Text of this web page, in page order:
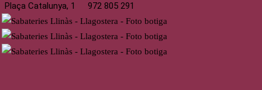
Plaça Catalunya, 1 972 805 291